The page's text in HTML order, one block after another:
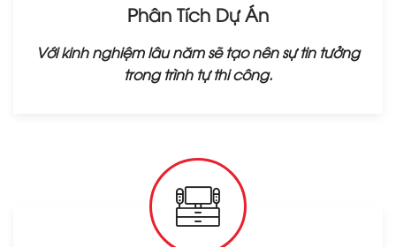
Phân Tích Dự Án
Với kinh nghiệm lâu năm sẽ tạo nên sự tin tưởng
trong trình tự thi công.